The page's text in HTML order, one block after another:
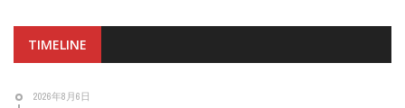
TIMELINE
2026年8月6日